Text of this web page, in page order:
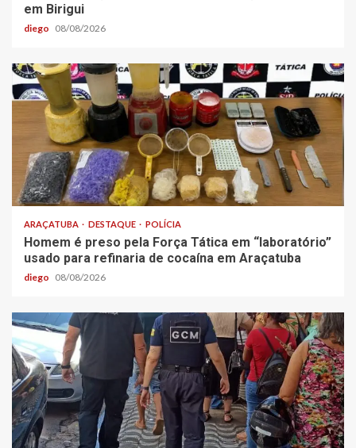
em Birigui
diego 08/08/2026
ARAÇATUBA DESTAQUE POLÍCIA
Homem é preso pela Força Tática em “laboratório”
usado para refinaria de cocaína em Araçatuba
diego 08/08/2026